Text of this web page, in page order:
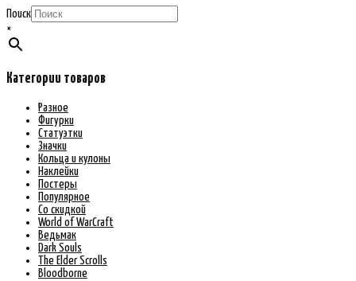
Поиск
×
Категории товаров
Разное
Фигурки
Статуэтки
Значки
Кольца и кулоны
Наклейки
Постеры
Популярное
Со скидкой
World of WarCraft
Ведьмак
Dark Souls
The Elder Scrolls
Bloodborne